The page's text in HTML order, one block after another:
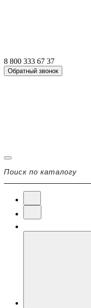
8 800 333 67 37
Обратный звонок